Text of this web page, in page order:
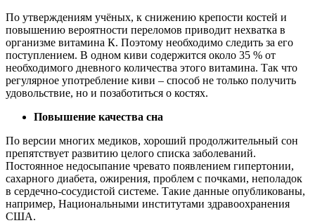
По утверждениям учёных, к снижению крепости костей и
повышению вероятности переломов приводит нехватка в
организме витамина К. Поэтому необходимо следить за его
поступлением. В одном киви содержится около 35 % от
необходимого дневного количества этого витамина. Так что
регулярное употребление киви – способ не только получить
удовольствие, но и позаботиться о костях.
Повышение качества сна
По версии многих медиков, хороший продолжительный сон
препятствует развитию целого списка заболеваний.
Постоянное недосыпание чревато появлением гипертонии,
сахарного диабета, ожирения, проблем с почками, неполадок
в сердечно-сосудистой системе. Такие данные опубликованы,
например, Национальными институтами здравоохранения
США.